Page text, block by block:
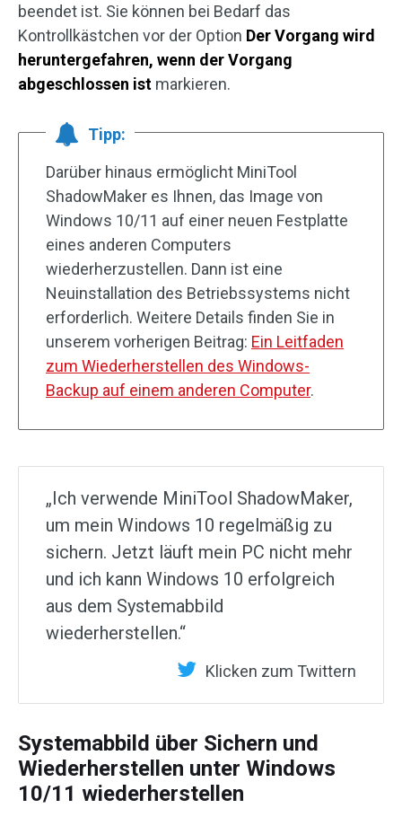
beendet ist. Sie können bei Bedarf das
Kontrollkästchen vor der Option Der Vorgang wird
heruntergefahren, wenn der Vorgang
abgeschlossen ist markieren.
Tipp:
Darüber hinaus ermöglicht MiniTool
ShadowMaker es Ihnen, das Image von
Windows 10/11 auf einer neuen Festplatte
eines anderen Computers
wiederherzustellen. Dann ist eine
Neuinstallation des Betriebssystems nicht
erforderlich. Weitere Details finden Sie in
unserem vorherigen Beitrag: Ein Leitfaden
zum Wiederherstellen des Windows-
Backup auf einem anderen Computer.
„Ich verwende MiniTool ShadowMaker,
um mein Windows 10 regelmäßig zu
sichern. Jetzt läuft mein PC nicht mehr
und ich kann Windows 10 erfolgreich
aus dem Systemabbild
wiederherstellen.“
Klicken zum Twittern
Systemabbild über Sichern und
Wiederherstellen unter Windows
10/11 wiederherstellen